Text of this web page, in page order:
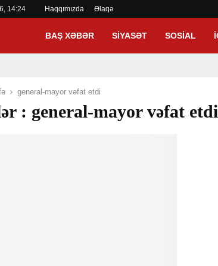
14:24 Haqqımızda Əlaqə
BAŞ XƏBƏR SIYASƏT SOSIAL
general-mayor vəfat etdi
: general-mayor vəfat etdi